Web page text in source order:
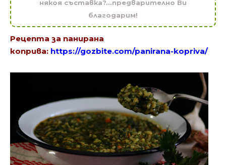
някоя съставка?...предварително Ви
благодарим!
Рецепта за панирана
коприва: https://gozbite.com/panirana-kopriva/